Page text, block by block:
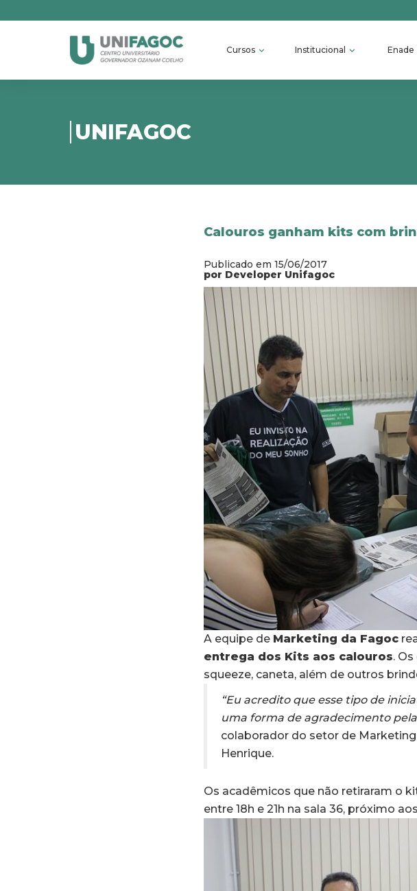
Cursos Institucional Enade
UNIFAGOC
Calouros ganham kits com
Publicado em 15/06/2017
por Developer Unifagoc
A equipe de Marketing da Fagoc
entrega dos Kits aos calouros.
squeeze, caneta, além de outros
“Eu acredito que esse tipo de
uma forma de agradecimento
colaborador do setor de
Henrique.
Os acadêmicos que não retiraram o
entre 18h e 21h na sala 36, próximo